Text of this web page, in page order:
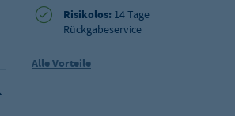
Risikolos: 14 Tage
Rückgabeservice
Alle Vorteile